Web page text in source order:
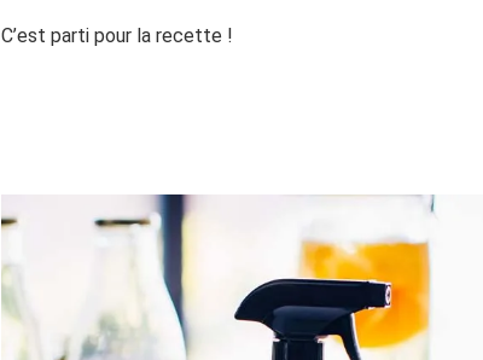
C’est parti pour la recette !